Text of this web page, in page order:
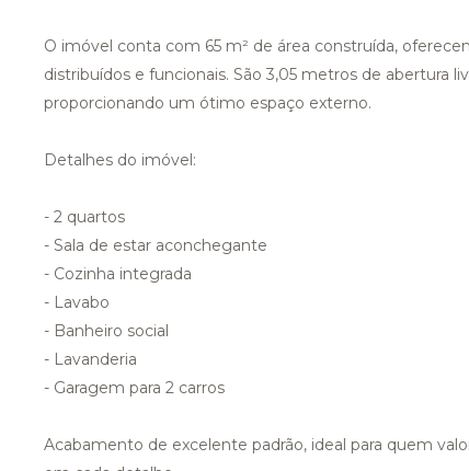
O imóvel conta com 65 m² de área construída,
distribuídos e funcionais. São 3,05 metros de abertura
proporcionando um ótimo espaço externo.
Detalhes do imóvel:
- 2 quartos
- Sala de estar aconchegante
- Cozinha integrada
- Lavabo
- Banheiro social
- Lavanderia
- Garagem para 2 carros
Acabamento de excelente padrão, ideal para quem